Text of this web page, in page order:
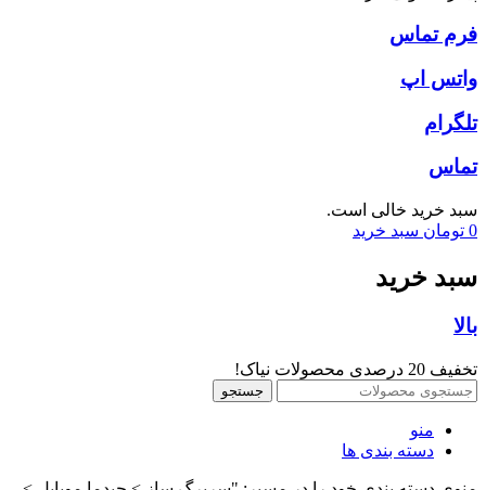
فرم تماس
واتس اپ
تلگرام
تماس
سبد خرید خالی است.
0 تومان سبد خرید
سبد خرید
بالا
تخفیف 20 درصدی محصولات نیاک!
جستجو
منو
دسته بندی ها